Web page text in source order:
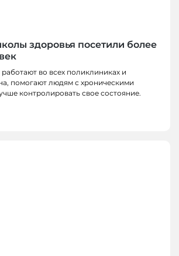
здоровья посетили более
во всех поликлиниках и
помогают людям с хроническими
контролировать свое состояние.